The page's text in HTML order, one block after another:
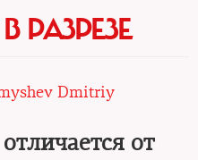
РАЗРЕЗЕ
Dmitriy
от